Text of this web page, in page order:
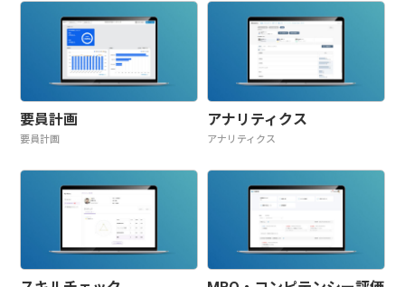
要員計画
要員計画
アナリティクス
アナリティクス